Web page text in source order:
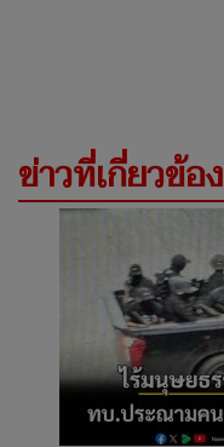
ข่าวที่เกี่ยวข้อง